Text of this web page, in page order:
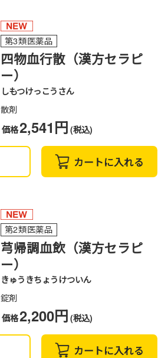
第3類医薬品
四物血行散（漢方セラピ
ー）
しもつけっこうさん
散剤
価格2,541円 (税込)
カートに入れる
第2類医薬品
芎帰調血飲（漢方セラピ
ー）
きゅうきちょうけついん
錠剤
価格2,200円 (税込)
カートに入れる